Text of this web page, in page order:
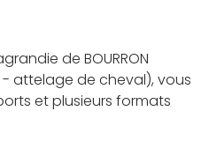
de BOURRON
- attelage de cheval), vous
et plusieurs formats